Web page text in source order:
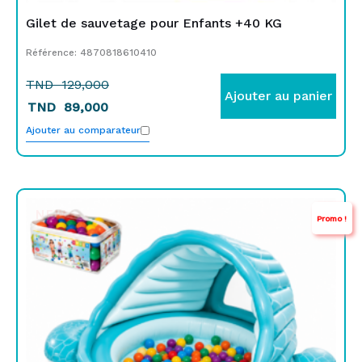
Gilet de sauvetage pour Enfants +40 KG
Référence: 4870818610410
TND129,000
TND 89,000
Ajouter au panier
Ajouter au comparateur
Promo !
NEWprix
initial
était :
699,000.
prix
actuel
est :
549,000.